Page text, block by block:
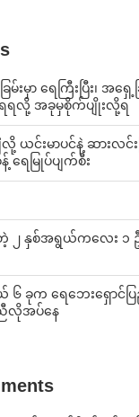
မှာ ရေကြီးပြီး၊ အရှေ့
ေရလို့ အခုမှစိုက်ပျိုးလို့ရ
လို့ ယင်းမာပင်နဲ့ ဆားလင်
ရေမြုပ်ပျက်စီး
တဲ့ ၂ နှစ်အရွယ်ကလေး ၁ ဦ
၆ ခုက ရေဘေးရှောင်
လိုအပ်နေ